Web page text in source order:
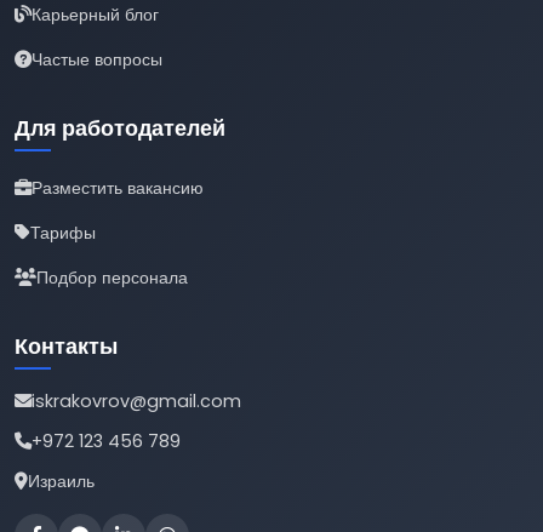
Карьерный блог
Частые вопросы
Для работодателей
Разместить вакансию
Тарифы
Подбор персонала
Контакты
iskrakovrov@gmail.com
+972 123 456 789
Израиль